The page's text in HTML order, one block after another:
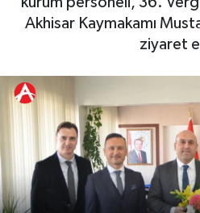
Akhisar Kaymakamı
ziyaret
Magazin
Kadın
Yerel Haber
Akhisar Emlak
Ülke
Duyurular
Sektörel
Röportaj
Dünya